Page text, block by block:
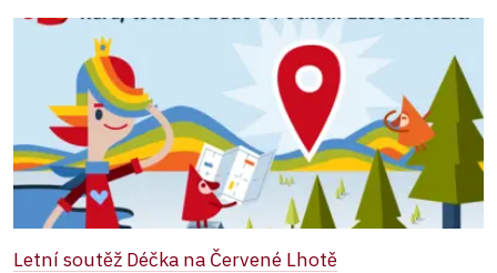
Letní soutěž Déčka na Červené Lhotě